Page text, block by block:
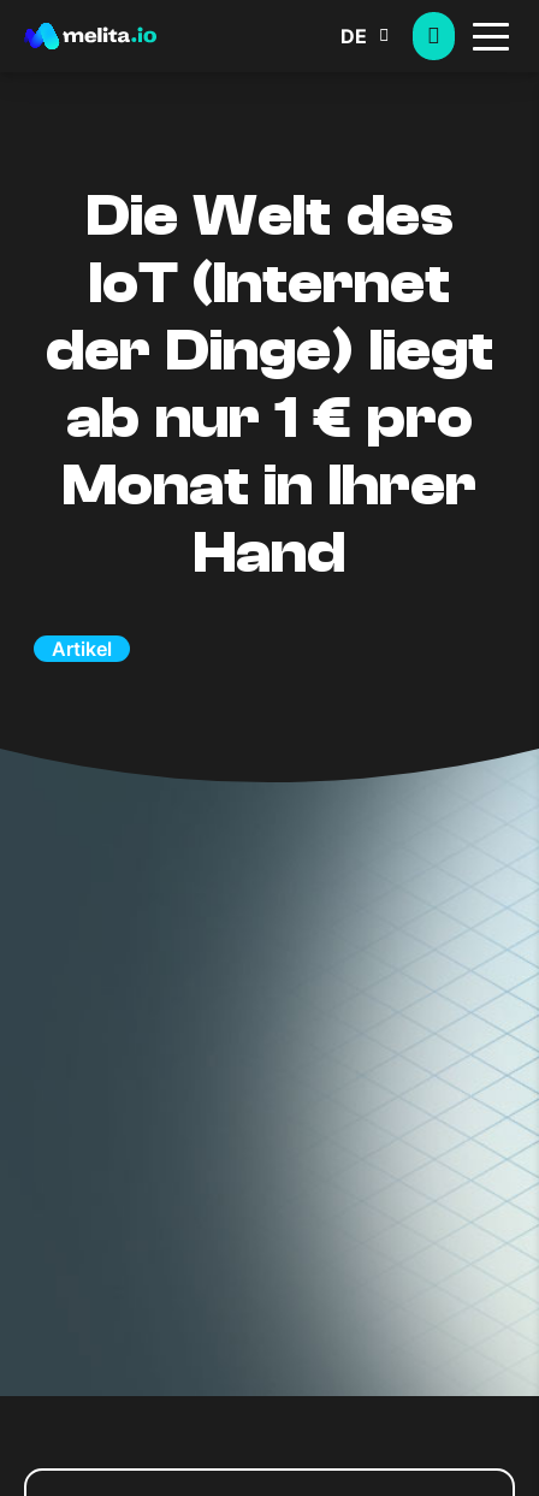
DE
Die Welt des
IoT (Internet
der Dinge) liegt
ab nur 1 € pro
Monat in Ihrer
Hand
Artikel